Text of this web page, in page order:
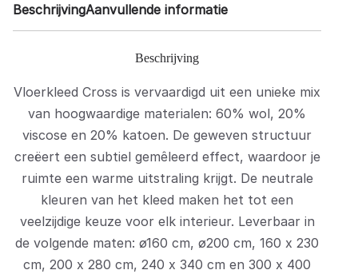
BeschrijvingAanvullende informatie
Beschrijving
Vloerkleed Cross is vervaardigd uit een unieke mix
van hoogwaardige materialen: 60% wol, 20%
viscose en 20% katoen. De geweven structuur
creëert een subtiel gemêleerd effect, waardoor je
ruimte een warme uitstraling krijgt. De neutrale
kleuren van het kleed maken het tot een
veelzijdige keuze voor elk interieur. Leverbaar in
de volgende maten: ø160 cm, ø200 cm, 160 x 230
cm, 200 x 280 cm, 240 x 340 cm en 300 x 400